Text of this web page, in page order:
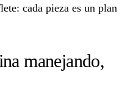
cada pieza es un plan
manejando,